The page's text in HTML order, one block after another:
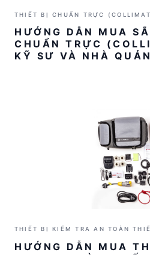
THIẾT BỊ CHUẨN TRỰC
HƯỚNG DẪN MUA
CHUẨN TRỰC
KỸ SƯ VÀ NHÀ
THIẾT BỊ KIỂM TRA AN TOÀN
HƯỚNG DẪN MUA